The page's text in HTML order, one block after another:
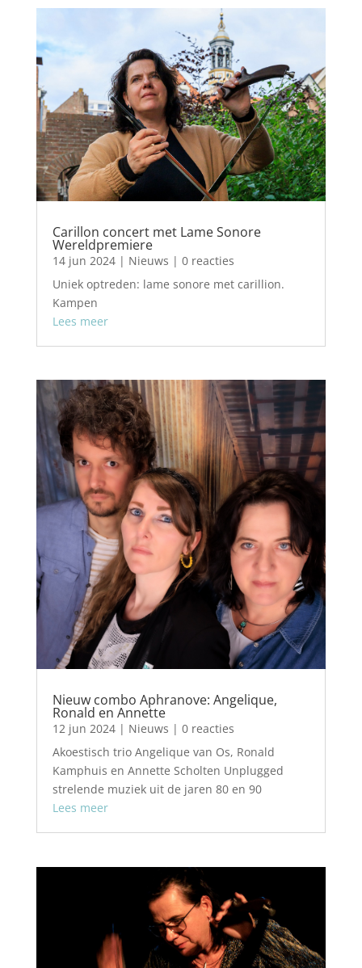
Carillon concert met Lame Sonore
Wereldpremiere
14 jun 2024| Nieuws | 0 reacties
Uniek optreden: lame sonore met carillion.
Kampen
Lees meer
Nieuw combo Aphranove: Angelique,
Ronald en Annette
12 jun 2024| Nieuws | 0 reacties
Akoestisch trio Angelique van Os, Ronald
Kamphuis en Annette Scholten Unplugged
strelende muziek uit de jaren 80 en 90
Lees meer